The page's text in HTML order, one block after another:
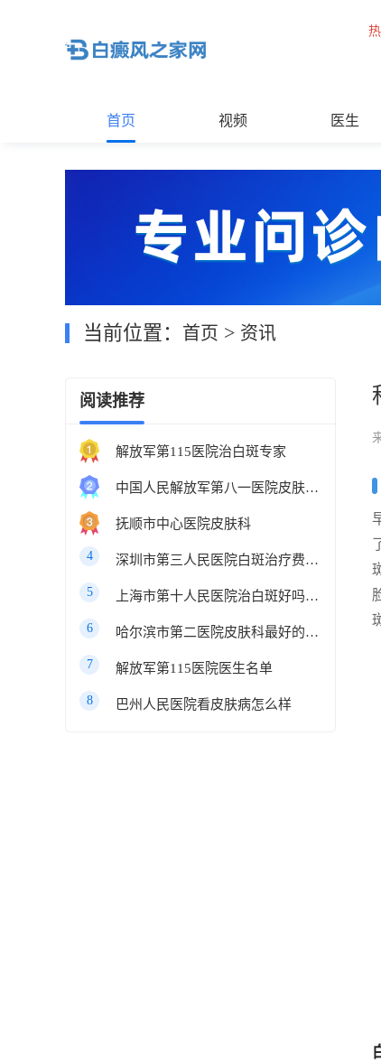
首页 视频 医生
当前位置： 首页 > 资讯
阅读推荐
解放军第115医院治白斑专家
中国人民解放军第八一医院皮肤科最好的医生
抚顺市中心医院皮肤科
4 深圳市第三人民医院白斑治疗费用多少
5 上海市第十人民医院治白斑好吗知乎
6 哈尔滨市第二医院皮肤科最好的医生
7 解放军第115医院医生名单
8 巴州人民医院看皮肤病怎么样